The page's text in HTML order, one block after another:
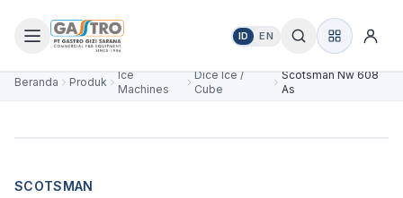
ID EN
Beranda Produk
Ice
Machines
Dice Ice /
Cube
Scotsman Nw 608
As
SCOTSMAN